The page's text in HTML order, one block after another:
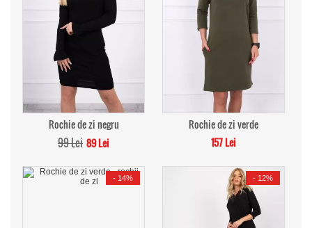
Rochie de zi negru
99 Lei 89 Lei
Rochie de zi verde
157 Lei
- 14% - 12%